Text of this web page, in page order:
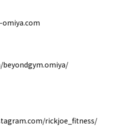
rickjoe_fitness/